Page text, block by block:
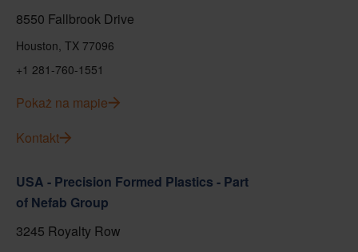
8550 Fallbrook Drive
Houston, TX 77096
+1 281-760-1551
Pokaż na mapie
Kontakt
USA - Precision Formed Plastics - Part
of Nefab Group
3245 Royalty Row